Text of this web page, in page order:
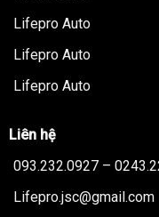
Lifepro Auto
Lifepro Auto
Lifepro Auto
Liên hệ
093.232.0927 –
Lifepro.jsc@gmail.com